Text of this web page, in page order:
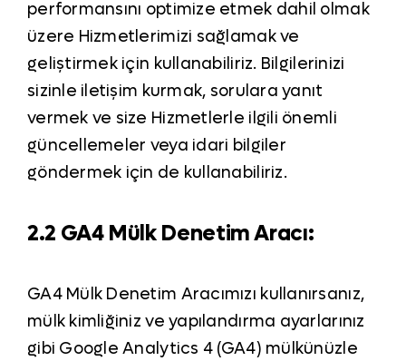
performansını optimize etmek dahil olmak
üzere Hizmetlerimizi sağlamak ve
geliştirmek için kullanabiliriz. Bilgilerinizi
sizinle iletişim kurmak, sorulara yanıt
vermek ve size Hizmetlerle ilgili önemli
güncellemeler veya idari bilgiler
göndermek için de kullanabiliriz.
2.2 GA4 Mülk Denetim Aracı:
GA4 Mülk Denetim Aracımızı kullanırsanız,
mülk kimliğiniz ve yapılandırma ayarlarınız
gibi Google Analytics 4 (GA4) mülkünüzle